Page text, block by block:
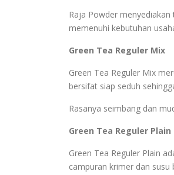
Raja Powder
memenuhi kebutuhan
Green Tea Reguler Mix
Green Tea Reguler Mix
bersifat siap seduh
Rasanya seimbang dan
Green Tea Reguler Plain
Green Tea Reguler Plain
campuran krimer dan